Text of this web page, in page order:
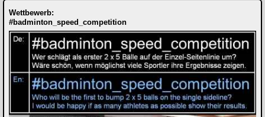
Wettbewerb:
#badminton_speed_competition